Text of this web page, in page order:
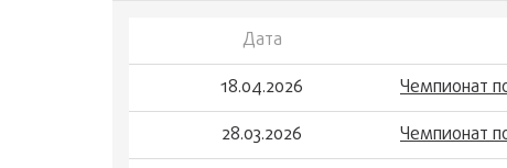
Дата
18.04.2026
Чемпионат
28.03.2026
Чемпионат